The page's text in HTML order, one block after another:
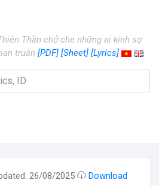
Thần chở che những ai kính sợ
truân [PDF] [Sheet] [Lyrics]
26/08/2025
Download